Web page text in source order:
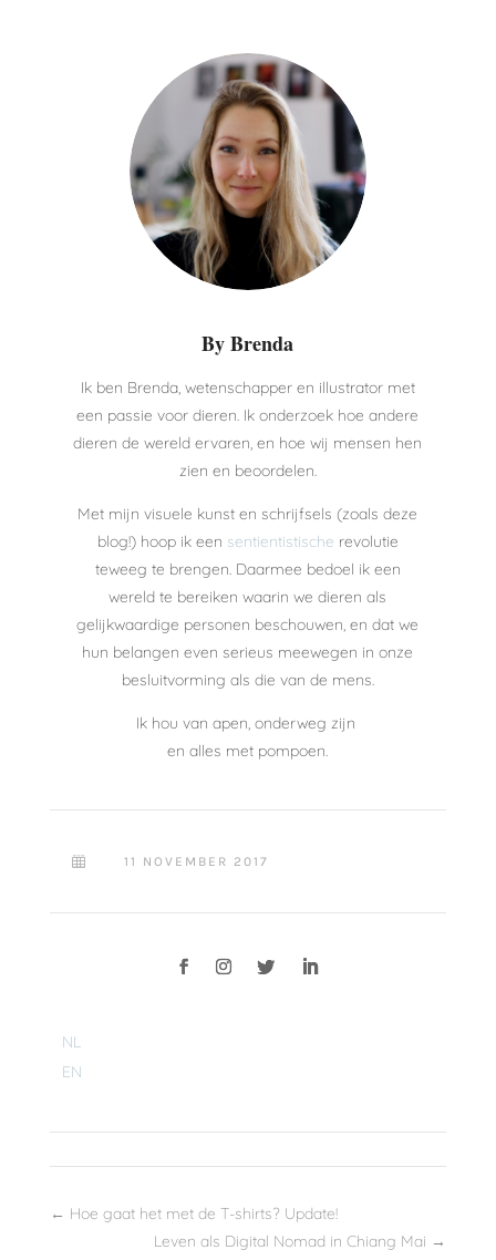
By Brenda
Ik ben Brenda, wetenschapper en illustrator met
een passie voor dieren. Ik onderzoek hoe andere
dieren de wereld ervaren, en hoe wij mensen hen
zien en beoordelen.
Met mijn visuele kunst en schrijfsels (zoals deze
blog!) hoop ik een sentientistische revolutie
teweeg te brengen. Daarmee bedoel ik een
wereld te bereiken waarin we dieren als
gelijkwaardige personen beschouwen, en dat we
hun belangen even serieus meewegen in onze
besluitvorming als die van de mens.
Ik hou van apen, onderweg zijn
en alles met pompoen.
 11 NOVEMBER 2017
NL
EN
← Hoe gaat het met de T-shirts? Update!
Leven als Digital Nomad in Chiang Mai →